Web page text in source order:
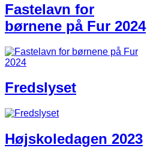
Fastelavn for
børnene på Fur 2024
Fredslyset
Højskoledagen 2023